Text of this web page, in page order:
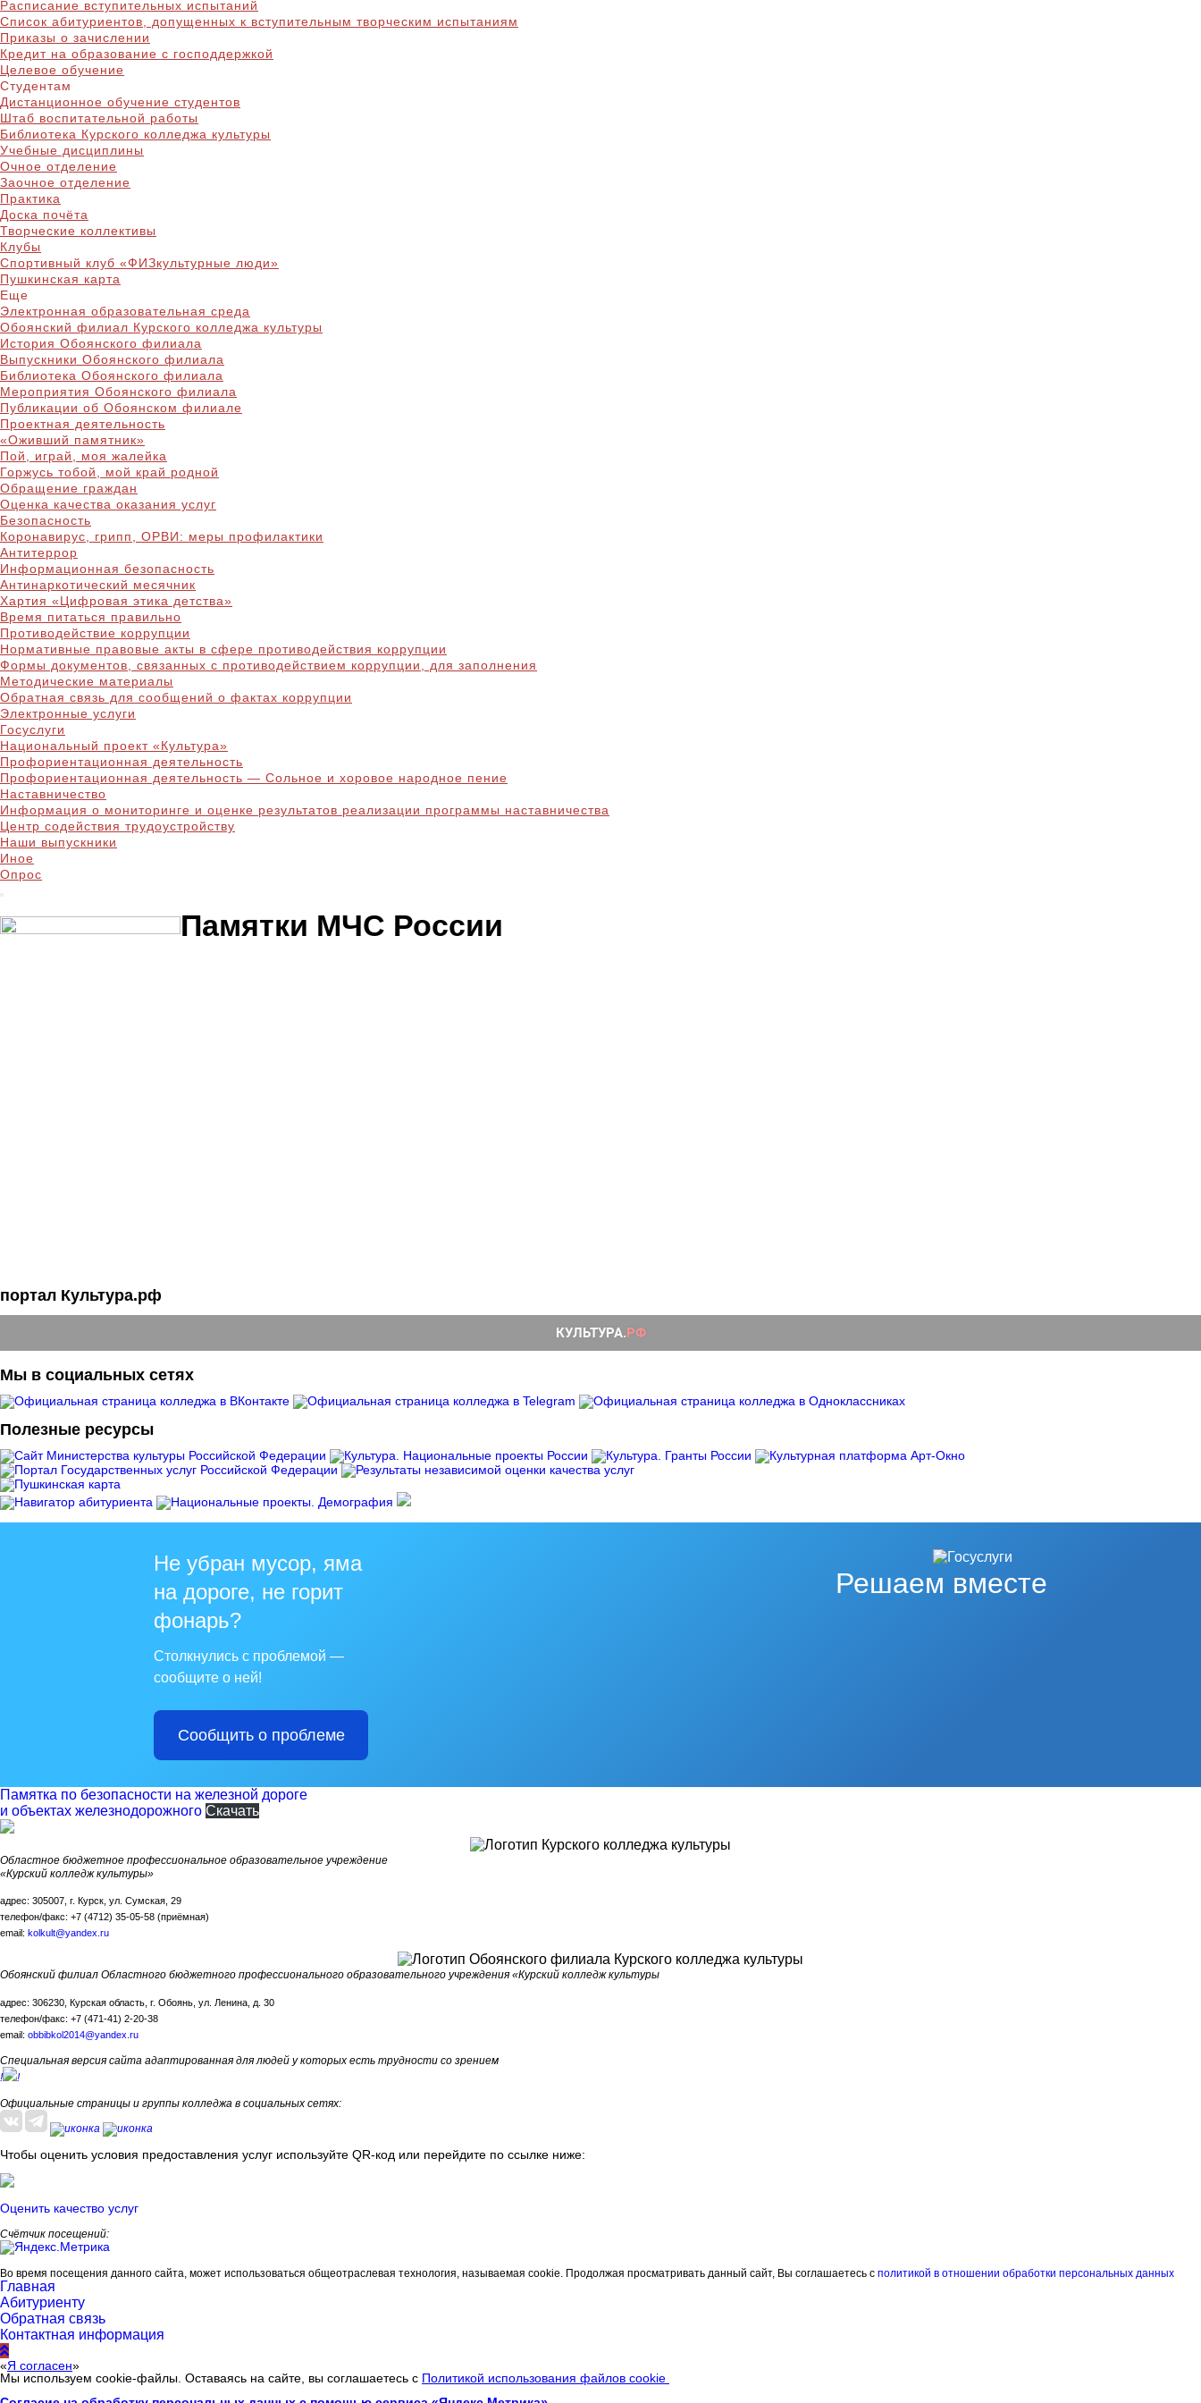
Расписание вступительных испытаний
Список абитуриентов, допущенных к вступительным творческим испытаниям
Приказы о зачислении
Кредит на образование с господдержкой
Целевое обучение
Студентам
Дистанционное обучение студентов
Штаб воспитательной работы
Библиотека Курского колледжа культуры
Учебные дисциплины
Очное отделение
Заочное отделение
Практика
Доска почёта
Творческие коллективы
Клубы
Спортивный клуб «ФИЗкультурные люди»
Пушкинская карта
Еще
Электронная образовательная среда
Обоянский филиал Курского колледжа культуры
История Обоянского филиала
Выпускники Обоянского филиала
Библиотека Обоянского филиала
Мероприятия Обоянского филиала
Публикации об Обоянском филиале
Проектная деятельность
«Оживший памятник»
Пой, играй, моя жалейка
Горжусь тобой, мой край родной
Обращение граждан
Оценка качества оказания услуг
Безопасность
Коронавирус, грипп, ОРВИ: меры профилактики
Антитеррор
Информационная безопасность
Антинаркотический месячник
Хартия «Цифровая этика детства»
Время питаться правильно
Противодействие коррупции
Нормативные правовые акты в сфере противодействия коррупции
Формы документов, связанных с противодействием коррупции, для заполнения
Методические материалы
Обратная связь для сообщений о фактах коррупции
Электронные услуги
Госуслуги
Национальный проект «Культура»
Профориентационная деятельность
Профориентационная деятельность — Сольное и хоровое народное пение
Наставничество
Информация о мониторинге и оценке результатов реализации программы наставничества
Центр содействия трудоустройству
Наши выпускники
Иное
Опрос
Памятки МЧС России
портал Культура.рф
Мы в социальных сетях
Полезные ресурсы
Решаем вместе
Не убран мусор, яма
на дороге, не горит
фонарь?
Столкнулись с проблемой —
сообщите о ней!
Сообщить о проблеме
Памятка по безопасности на железной дороге
и объектах железнодорожного Скачать
Областное бюджетное профессиональное образовательное учреждение
«Курский колледж культуры»
адрес: 305007, г. Курск, ул. Сумская, 29
телефон/факс: +7 (4712) 35-05-58 (приёмная)
email: kolkult@yandex.ru
Обоянский филиал Областного бюджетного профессионального образовательного учреждения «Курский колледж культуры
адрес: 306230, Курская область, г. Обоянь, ул. Ленина, д. 30
телефон/факс: +7 (471-41) 2-20-38
email: obbibkol2014@yandex.ru
Специальная версия сайта адаптированная для людей у которых есть трудности со зрением
!
!
Официальные страницы и группы колледжа в социальных сетях:
Чтобы оценить условия предоставления услуг используйте QR-код или перейдите по ссылке ниже:
Оценить качество услуг
Счётчик посещений:
Во время посещения данного сайта, может использоваться общеотраслевая технология, называемая cookie. Продолжая просматривать данный сайт, Вы соглашаетесь с политикой в отношении обработки персональных данных
Главная
Абитуриенту
Обратная связь
Контактная информация
«Я согласен»
Мы используем cookie-файлы. Оставаясь на сайте, вы соглашаетесь с Политикой использования файлов cookie